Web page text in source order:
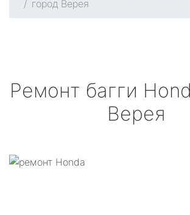
город Верея
Ремонт багги
Верея